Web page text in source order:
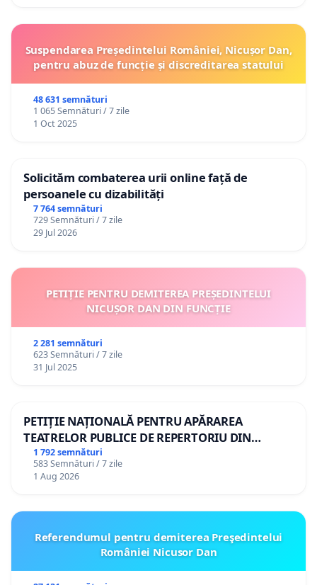
Suspendarea Președintelui României, Nicușor Dan,
pentru abuz de funcție și discreditarea statului
48 631 semnături
1 065 Semnături / 7 zile
1 Oct 2025
Solicităm combaterea urii online față de
persoanele cu dizabilități
7 764 semnături
729 Semnături / 7 zile
29 Jul 2026
PETIȚIE PENTRU DEMITEREA PREȘEDINTELUI
NICUȘOR DAN DIN FUNCȚIE
2 281 semnături
623 Semnături / 7 zile
31 Jul 2025
PETIȚIE NAȚIONALĂ PENTRU APĂRAREA
TEATRELOR PUBLICE DE REPERTORIU DIN
ROMÂNIA
1 792 semnături
583 Semnături / 7 zile
1 Aug 2026
Referendumul pentru demiterea Preşedintelui
României Nicusor Dan